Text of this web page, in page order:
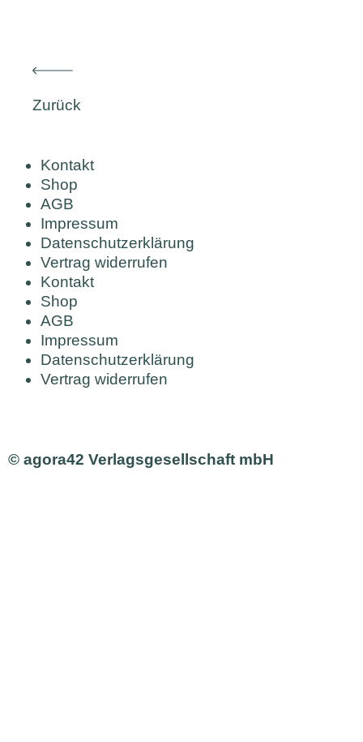
Zurück
Kontakt
Shop
AGB
Impressum
Datenschutzerklärung
Vertrag widerrufen
Kontakt
Shop
AGB
Impressum
Datenschutzerklärung
Vertrag widerrufen
© agora42 Verlagsgesellschaft mbH